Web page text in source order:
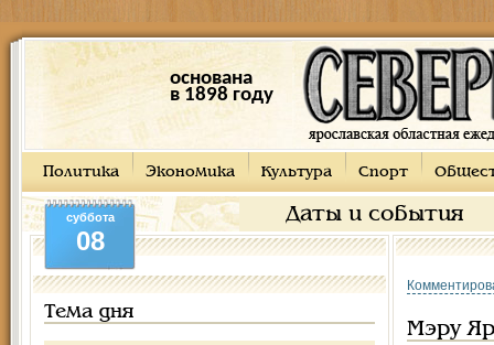
основана
в 1898 году
Политика Экономика Культура Спорт
Даты и события
суббота
08
Тема дня
Мэру